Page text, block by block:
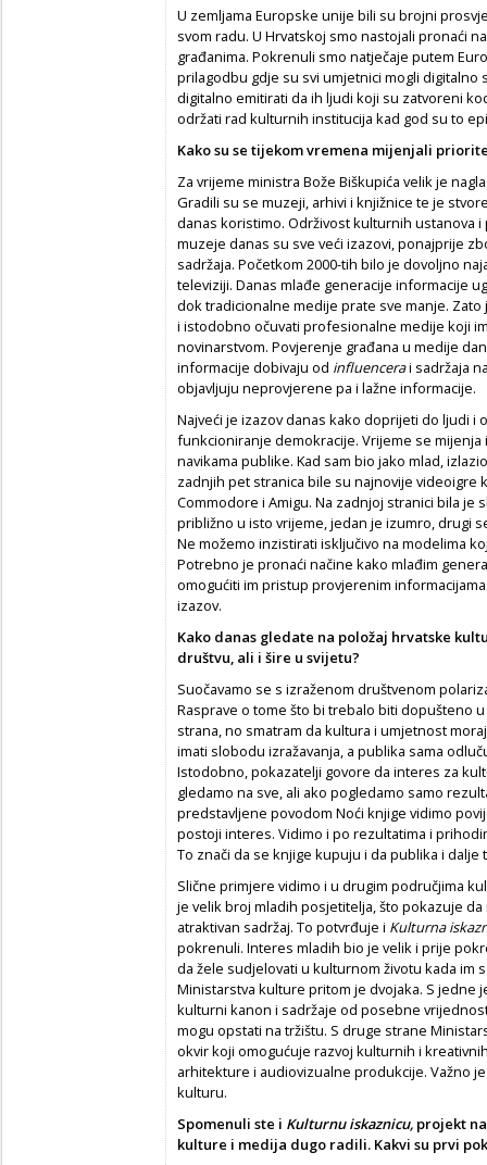
U zemljama Europske unije bili su brojni
svom radu. U Hrvatskoj smo nastojali pronaći
građanima. Pokrenuli smo natječaje putem
prilagodbu gdje su svi umjetnici mogli digitalno
digitalno emitirati da ih ljudi koji su zatvoreni
održati rad kulturnih institucija kad god su to
Kako su se tijekom vremena mijenjali
Za vrijeme ministra Bože Biškupića velik je
Gradili su se muzeji, arhivi i knjižnice te je
danas koristimo. Održivost kulturnih ustanova
muzeje danas su sve veći izazovi, ponajprije
sadržaja. Početkom 2000-tih bilo je dovoljno
televiziji. Danas mlađe generacije informacije
dok tradicionalne medije prate sve manje.
i istodobno očuvati profesionalne medije koji
novinarstvom. Povjerenje građana u medije
informacije dobivaju od influencerai sadržaja
objavljuju neprovjerene pa i lažne informacije.
Najveći je izazov danas kako doprijeti do ljudi i
funkcioniranje demokracije. Vrijeme se
navikama publike. Kad sam bio jako mlad,
zadnjih pet stranica bile su najnovije videoigre
Commodore i Amigu. Na zadnjoj stranici bila je
približno u isto vrijeme, jedan je izumro, drugi
Ne možemo inzistirati isključivo na modelima
Potrebno je pronaći načine kako mlađim
omogućiti im pristup provjerenim
izazov.
Kako danas gledate na položaj hrvatske
društvu, ali i šire u svijetu?
Suočavamo se s izraženom društvenom
Rasprave o tome što bi trebalo biti dopušteno
strana, no smatram da kultura i umjetnost
imati slobodu izražavanja, a publika sama
Istodobno, pokazatelji govore da interes za
gledamo na sve, ali ako pogledamo samo
predstavljene povodom Noći knjige vidimo
postoji interes. Vidimo i po rezultatima i
To znači da se knjige kupuju i da publika i dalje
Slične primjere vidimo i u drugim područjima
je velik broj mladih posjetitelja, što pokazuje
atraktivan sadržaj. To potvrđuje i Kulturna
pokrenuli. Interes mladih bio je velik i prije
da žele sudjelovati u kulturnom životu kada im
Ministarstva kulture pritom je dvojaka. S jedne
kulturni kanon i sadržaje od posebne
mogu opstati na tržištu. S druge strane
okvir koji omogućuje razvoj kulturnih i
arhitekture i audiovizualne produkcije. Važno
kulturu.
Spomenuli ste i Kulturnu iskaznicu, projekt
kulture i medija dugo radili. Kakvi su prvi